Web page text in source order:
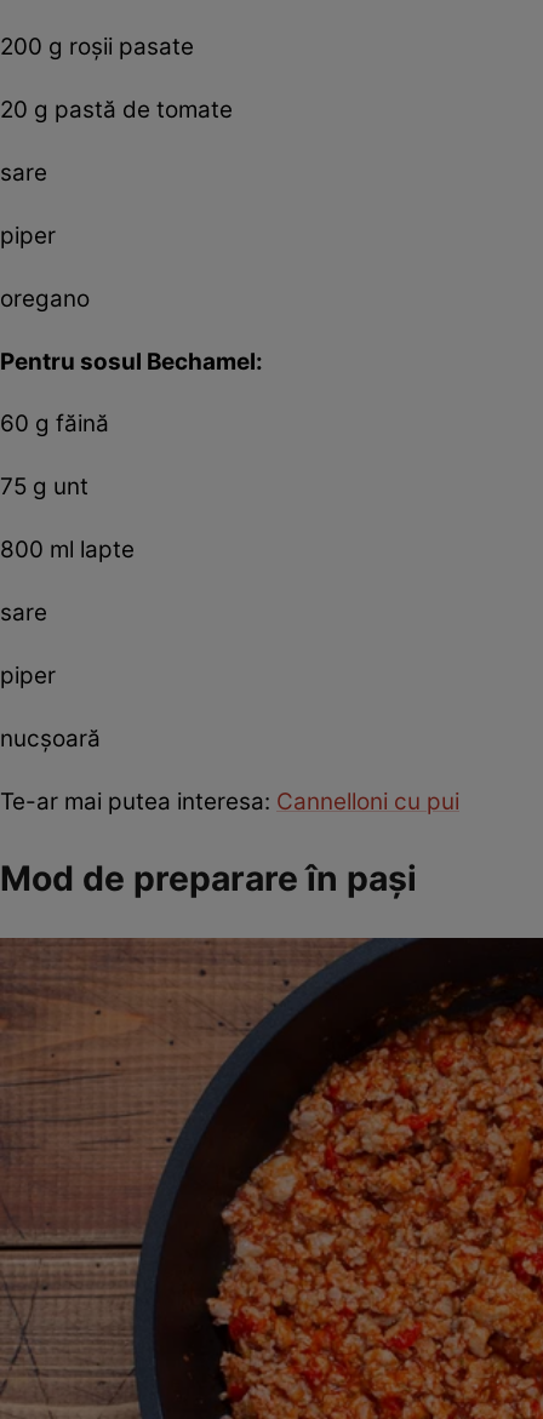
200 g roșii pasate
20 g pastă de tomate
sare
piper
oregano
Pentru sosul Bechamel:
60 g făină
75 g unt
800 ml lapte
sare
piper
nucșoară
Te-ar mai putea interesa: Cannelloni cu pui
Mod de preparare în paşi